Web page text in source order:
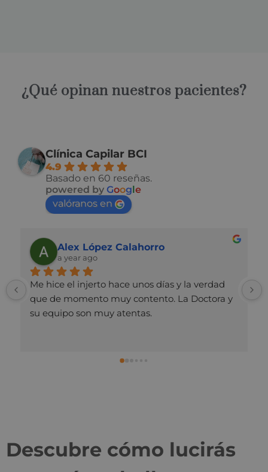
¿Qué opinan nuestros pacientes?
Clínica Capilar BCI
4.9
Basado en 60 reseñas.
powered by Google
valóranos en
Raimon MG
a year ago
Trato muy amable y gran profesionalidad. Muy
recomendable. Te acompañan en todo el
tratamiento y te hace sentir seguro.